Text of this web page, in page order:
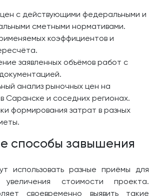
с действующими федеральными и
сметными нормативами.
коэффициентов и
заявленных объёмов работ с
анализ рыночных цен на
Саранске и соседних регионах.
формирования затрат в разных
способы завышения
использовать разные приёмы для
увеличения стоимости проекта.
своевременно выявить такие